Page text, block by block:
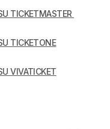
TICKETMASTER
TICKETONE
VIVATICKET